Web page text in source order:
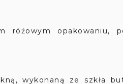
opakowaniu,
wykonaną ze szkła